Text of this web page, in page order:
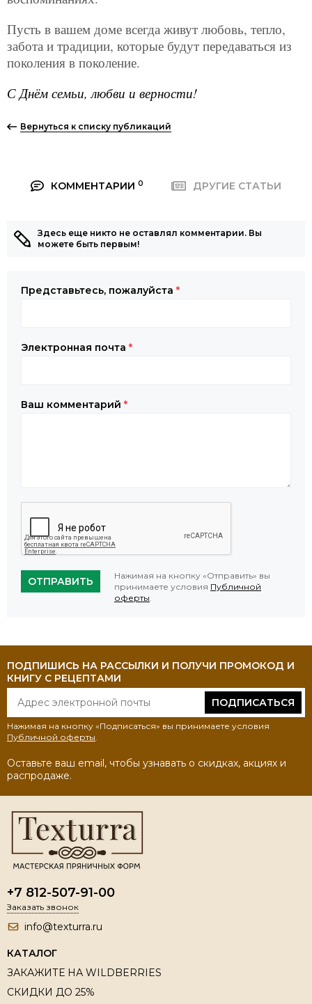
Пусть в вашем доме всегда живут любовь, тепло,
забота и традиции, которые будут передаваться из
поколения в поколение.
С Днём семьи, любви и верности!
Вернуться к списку публикаций
КОММЕНТАРИИ 0 ДРУГИЕ СТАТЬИ
Здесь еще никто не оставлял комментарии. Вы
можете быть первым!
Представьтесь, пожалуйста *
Электронная почта *
Ваш комментарий *
ОТПРАВИТЬ
Нажимая на кнопку «Отправить» вы
принимаете условия Публичной
оферты.
ПОДПИШИСЬ НА РАССЫЛКИ И ПОЛУЧИ ПРОМОКОД И
КНИГУ С РЕЦЕПТАМИ
ПОДПИСАТЬСЯ
Нажимая на кнопку «Подписаться» вы принимаете условия
Публичной оферты.
Оставьте ваш email, чтобы узнавать о скидках, акциях и
распродаже.
+7 812-507-91-00
Заказать звонок
info@texturra.ru
КАТАЛОГ
ЗАКАЖИТЕ НА WILDBERRIES
СКИДКИ ДО 25%